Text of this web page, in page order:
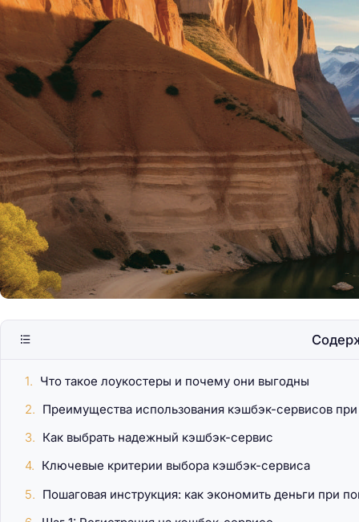
Что такое лоукостеры и почему они выгодны
Преимущества использования кэшбэк-сервисов при
Как выбрать надежный кэшбэк-сервис
Ключевые критерии выбора кэшбэк-сервиса
Пошаговая инструкция: как экономить деньги при
Что нужно знать
соединении за